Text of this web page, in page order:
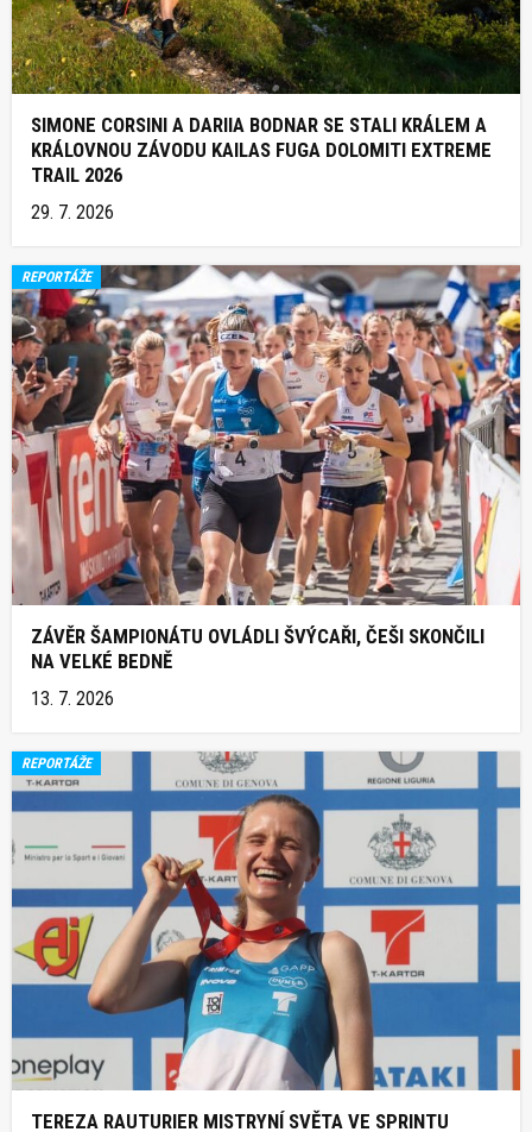
SIMONE CORSINI A DARIIA BODNAR SE STALI KRÁLEM A
KRÁLOVNOU ZÁVODU KAILAS FUGA DOLOMITI EXTREME
TRAIL 2026
29. 7. 2026
REPORTÁŽE
ZÁVĚR ŠAMPIONÁTU OVLÁDLI ŠVÝCAŘI, ČEŠI SKONČILI
NA VELKÉ BEDNĚ
13. 7. 2026
REPORTÁŽE
TEREZA RAUTURIER MISTRYNÍ SVĚTA VE SPRINTU